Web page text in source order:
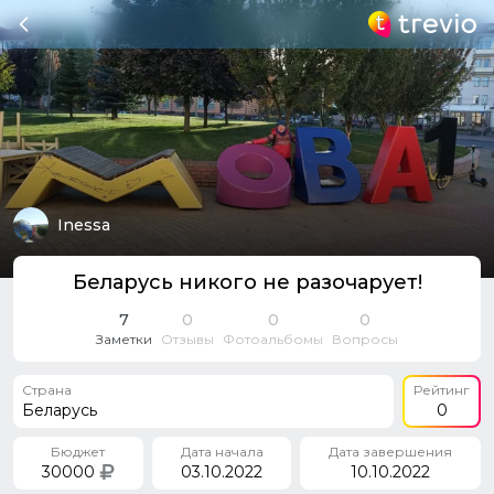
Inessa
Беларусь никого не разочарует!
7
Заметки
0
Отзывы
0
Фотоальбомы
0
Вопросы
Страна
Беларусь
Рейтинг
0
Бюджет
30000
Дата начала
03.10.2022
Дата завершения
10.10.2022